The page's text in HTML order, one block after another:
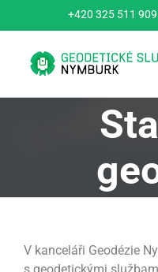
na
+420 325 511 909
V kanceláři Geodézie